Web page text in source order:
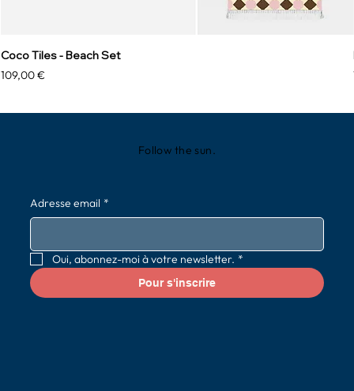
Coco Tiles - Beach Set
Prix
109,00 €
Follow the sun.
Adresse email *
Oui, abonnez-moi à votre newsletter. *
Pour s'inscrire